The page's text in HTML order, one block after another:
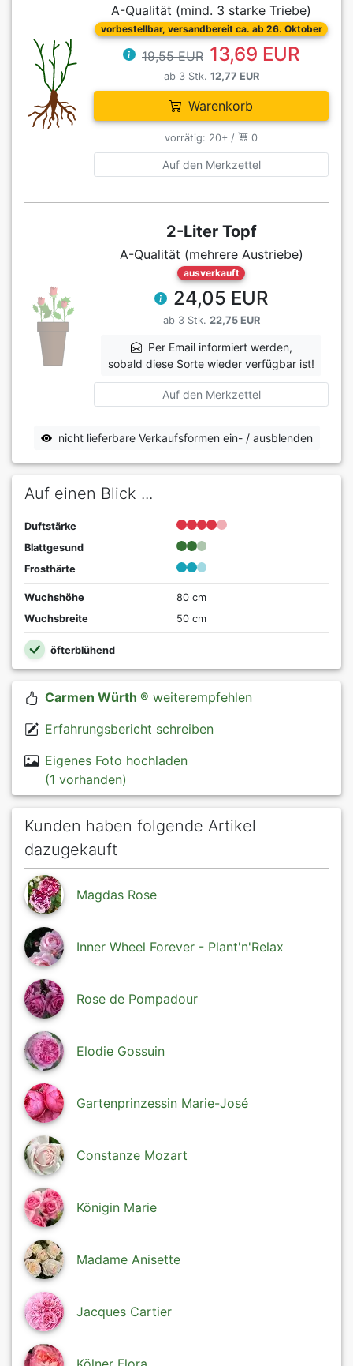
A-Qualität (mind. 3 starke Triebe)
vorbestellbar, versandbereit ca. ab 26. Oktober
19,55 EUR 13,69 EUR
ab 3 Stk. 12,77 EUR
Warenkorb
vorrätig: 20+ / 0
Auf den Merkzettel
2-Liter Topf
A-Qualität (mehrere Austriebe)
ausverkauft
24,05 EUR
ab 3 Stk. 22,75 EUR
Per Email informiert werden,
sobald diese Sorte wieder verfügbar ist!
Auf den Merkzettel
nicht lieferbare Verkaufsformen ein- / ausblenden
Auf einen Blick ...
Duftstärke
Blattgesund
Frosthärte
Wuchshöhe
80 cm
Wuchsbreite
50 cm
öfterblühend
Carmen Würth ® weiterempfehlen
Erfahrungsbericht schreiben
Eigenes Foto hochladen
(1 vorhanden)
Kunden haben folgende Artikel
dazugekauft
Magdas Rose
Inner Wheel Forever - Plant'n'Relax
Rose de Pompadour
Elodie Gossuin
Gartenprinzessin Marie-José
Constanze Mozart
Königin Marie
Madame Anisette
Jacques Cartier